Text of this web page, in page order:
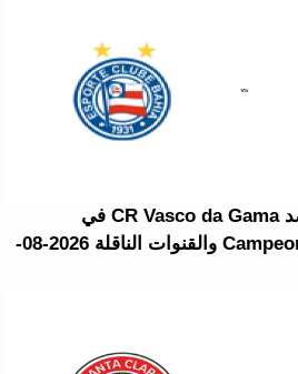
موعد مباراة EC Bahia ضد CR Vasco da Gama في
Campeonato Brasileiro Série A والقنوات الناقلة 2026-08-